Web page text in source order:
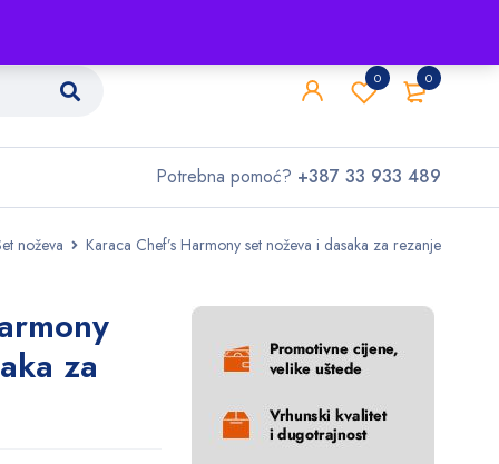
0
0
Potrebna pomoć? +387 33 933 489
noževa Karaca Chef’s Harmony set noževa i dasaka za rezanje
za